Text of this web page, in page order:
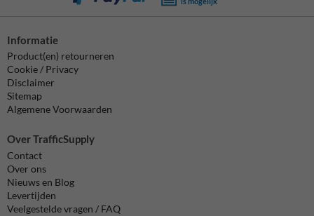
Informatie
Product(en) retourneren
Cookie / Privacy
Disclaimer
Sitemap
Algemene Voorwaarden
Over TrafficSupply
Contact
Over ons
Nieuws en Blog
Levertijden
Veelgestelde vragen / FAQ